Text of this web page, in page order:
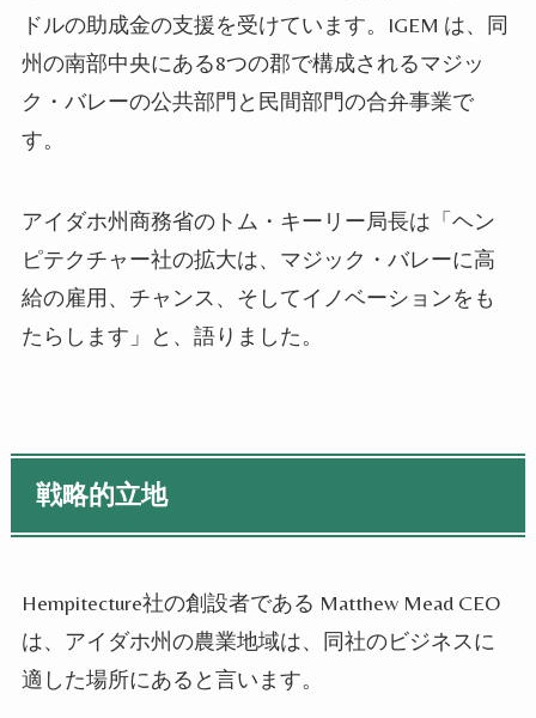
ドルの助成金の支援を受けています。IGEM は、同
州の南部中央にある8つの郡で構成されるマジッ
ク・バレーの公共部門と民間部門の合弁事業で
す。
アイダホ州商務省のトム・キーリー局長は「ヘン
ピテクチャー社の拡大は、マジック・バレーに高
給の雇用、チャンス、そしてイノベーションをも
たらします」と、語りました。
戦略的立地
Hempitecture社の創設者である Matthew Mead CEO
は、アイダホ州の農業地域は、同社のビジネスに
適した場所にあると言います。